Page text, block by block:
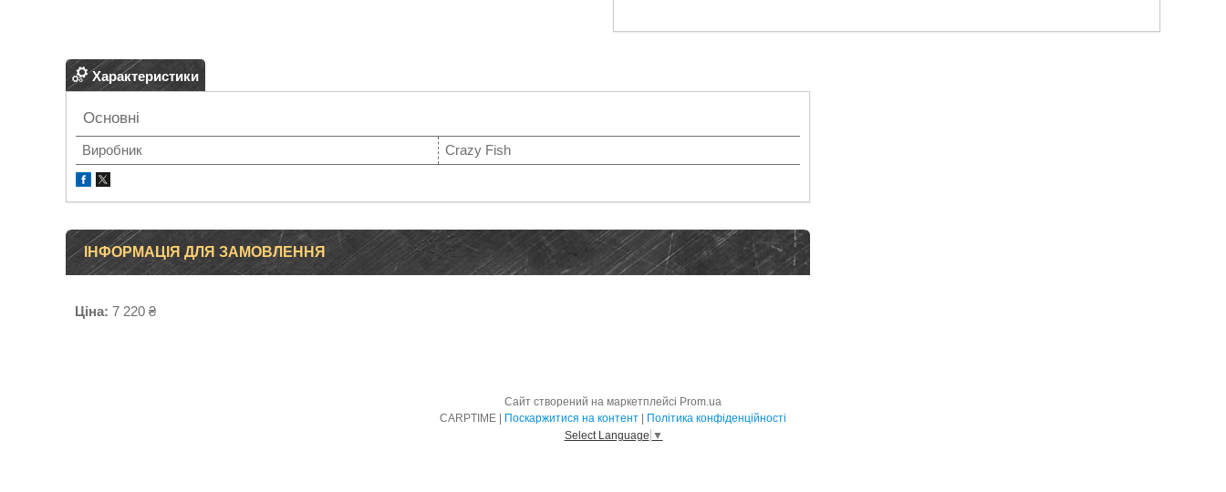
Характеристики
Основні
Виробник Crazy Fish
ІНФОРМАЦІЯ ДЛЯ ЗАМОВЛЕННЯ
Ціна: 7 220 ₴
Сайт створений на маркетплейсі Prom.ua
Поскаржитися на контент
Політика конфіденційності
Select Language ▼